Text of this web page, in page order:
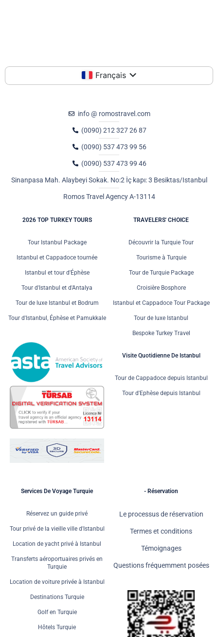
Français
info @ romostravel.com
(0090) 212 327 26 87
(0090) 537 473 99 56
(0090) 537 473 99 46
Sinanpasa Mah. Alaybeyi Sokak. No:2 İç kapı: 3 Besiktas/Istanbul
Romos Travel Agency A-13114
2026 TOP TURKEY TOURS
Tour Istanbul Package
Istanbul et Cappadoce tournée
Istanbul et tour d'Éphèse
Tour d'Istanbul et d'Antalya
Tour de luxe Istanbul et Bodrum
Tour d'Istanbul, Éphèse et Pamukkale
TRAVELERS' CHOICE
Découvrir la Turquie Tour
Tourisme à Turquie
Tour de Turquie Package
Croisière Bosphore
Istanbul et Cappadoce Tour Package
Tour de luxe Istanbul
Bespoke Turkey Travel
Visite Quotidienne De Istanbul
Tour de Cappadoce depuis Istanbul
Tour d'Ephèse depuis Istanbul
Services De Voyage Turquie
Réservez un guide privé
Tour privé de la vieille ville d'Istanbul
Location de yacht privé à Istanbul
Transferts aéroportuaires privés en
Turquie
Location de voiture privée à Istanbul
Destinations Turquie
Golf en Turquie
Hôtels Turquie
- Réservation
Le processus de réservation
Termes et conditions
Témoignages
Questions fréquemment posées